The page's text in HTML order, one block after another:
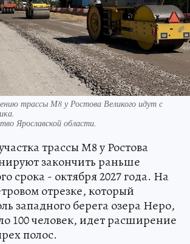
трассы М8 у Ростова Великого идут с
Ярославской области.
трассы М8 у Ростова
закончить раньше
срока - октября 2027 года. На
отрезке, который
западного берега озера Неро,
100 человек, идет расширение
полос.